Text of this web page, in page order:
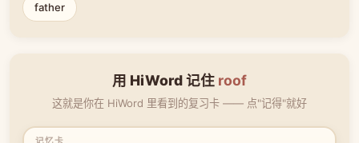
father
用 HiWord 记住 roof
这就是你在 HiWord 里看到的复习卡 —— 点"记得"就好